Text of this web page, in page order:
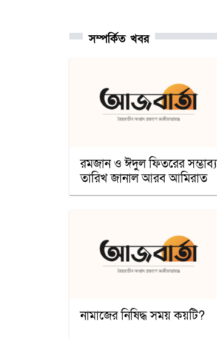
সম্পর্কিত খবর
রমজান ও ঈদুল ফিতরের সম্ভাব্য
তারিখ জানাল আরব আমিরাত
নামাজের নিষিদ্ধ সময় কয়টি?